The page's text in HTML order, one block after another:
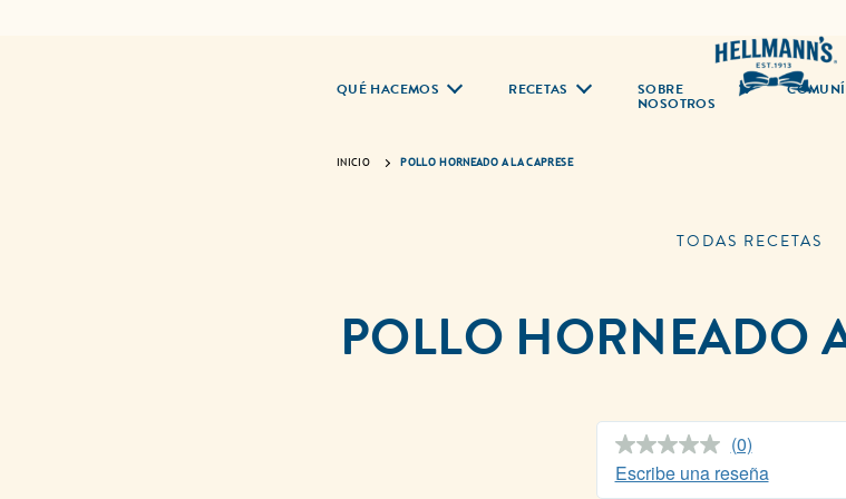
QUÉ HACEMOS RECETAS SOBRE
NOSOTROS
INICIO POLLO HORNEADO A LA CAPRESE
TODAS RECETAS
POLLO HORNEADO
Sin
puntuación.
Enlace
(0)
Escribe una reseña